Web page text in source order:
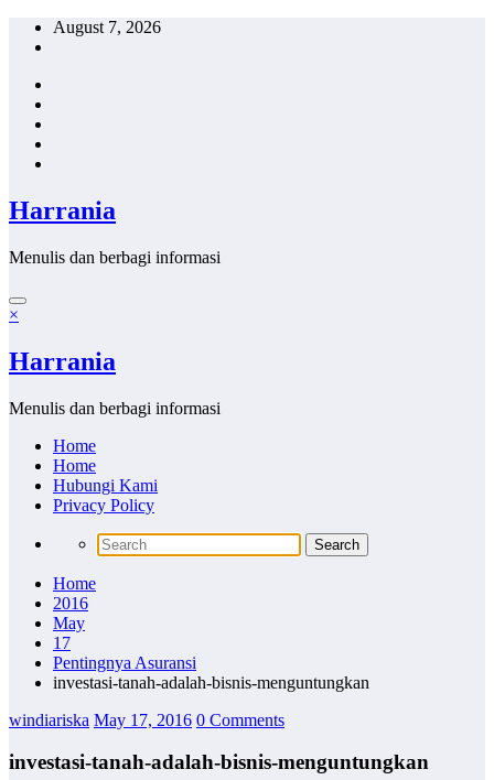
Skip
August 7, 2026
Harrania
Menulis dan berbagi informasi
×
Harrania
Menulis dan berbagi informasi
Home
Home
Hubungi Kami
Privacy Policy
Home
2016
May
17
Pentingnya Asuransi
investasi-tanah-adalah-bisnis-menguntungkan
windiariska May 17, 2016 0 Comments
investasi-tanah-adalah-bisnis-menguntungkan